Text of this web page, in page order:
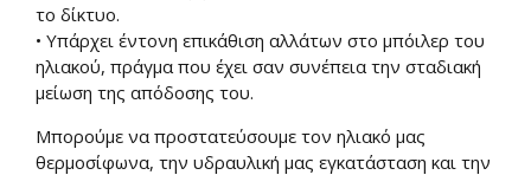
το δίκτυο.
• Υπάρχει έντονη επικάθιση αλλάτων στο μπόιλερ του
ηλιακού, πράγμα που έχει σαν συνέπεια την σταδιακή
μείωση της απόδοσης του.
Μπορούμε να προστατεύσουμε τον ηλιακό μας
θερμοσίφωνα, την υδραυλική μας εγκατάσταση και την